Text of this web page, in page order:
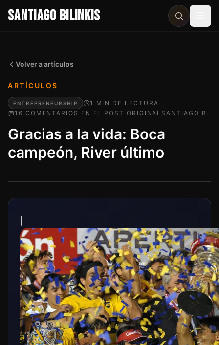
SANTIAGO BILINKIS
Volver a artículos
ARTÍCULOS
ENTREPRENEURSHIP 1 MIN DE LECTURA
16 COMENTARIO S EN EL POST ORIGINAL SANTIAGO B.
Gracias a la vida: Boca
campeón, River último